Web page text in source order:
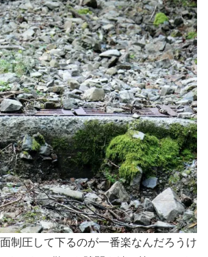
制圧して下るのが一番楽なんだろうけ